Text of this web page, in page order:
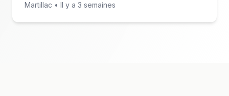
Martillac • Il y a 3 semaines